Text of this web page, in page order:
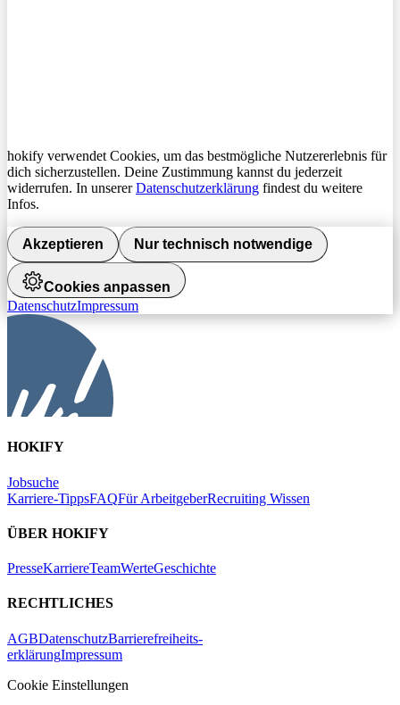
hokify verwendet Cookies, um das bestmögliche Nutzererlebnis für
dich sicherzustellen. Deine Zustimmung kannst du jederzeit
widerrufen. In unsererDatenschutzerklärung findest du weitere
Infos.
Akzeptieren Nur technisch notwendige
Cookies anpassen
DatenschutzImpressum
HOKIFY
Jobsuche
Karriere-TippsFAQFür ArbeitgeberRecruiting Wissen
ÜBER HOKIFY
PresseKarriereTeamWerteGeschichte
RECHTLICHES
AGBDatenschutzBarrierefreiheits-
erklärungImpressum
Cookie Einstellungen